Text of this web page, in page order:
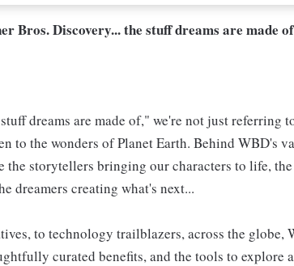
Bros. Discovery... the stuff dreams are made
dreams are made of," we're not just referring
to the wonders of Planet Earth. Behind WBD's
the storytellers bringing our characters to life,
dreamers creating what's next...
to technology trailblazers, across the globe,
curated benefits, and the tools to explore